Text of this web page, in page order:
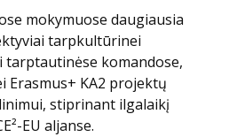
mokymuose daugiausia
tarpkultūrinei
tarptautinėse komandose,
Erasmus+ KA2 projektų
stiprinant ilgalaikį
EU aljanse.